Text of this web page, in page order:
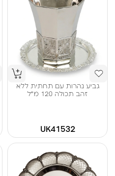
גביע נהרות עם תחתית ללא
זהב תכולה 120 מ"ל
UK41532